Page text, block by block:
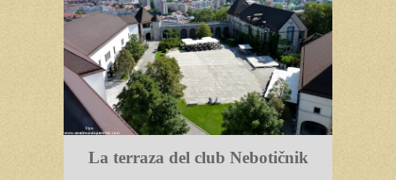
La terraza del club Nebotičnik